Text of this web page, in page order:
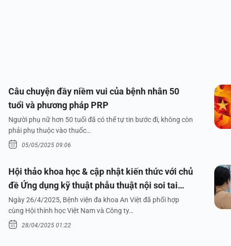
Câu chuyện đầy niềm vui của bệnh nhân 50
tuổi và phương pháp PRP
Người phụ nữ hơn 50 tuổi đã có thể tự tin bước đi, không còn
phải phụ thuộc vào thuốc…
05/05/2025 09:06
Hội thảo khoa học & cập nhật kiến thức với chủ
đề Ứng dụng kỹ thuật phẫu thuật nội soi tai
dưới nước
Ngày 26/4/2025, Bệnh viện đa khoa An Việt đã phối hợp
cùng Hội thính học Việt Nam và Công ty…
28/04/2025 01:22